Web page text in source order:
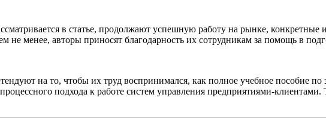
в статье, продолжают успешную работу на рынке, конкретные
не менее, авторы приносят благодарность их сотрудникам за помощь в
на то, чтобы их труд воспринимался, как полное учебное пособие
подхода к работе систем управления предприятиями-